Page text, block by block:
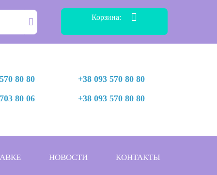
Корзина:
80 80
80 06
+38 093 570 80 80
+38 093 570 80 80
НОВОСТИ КОНТАКТЫ